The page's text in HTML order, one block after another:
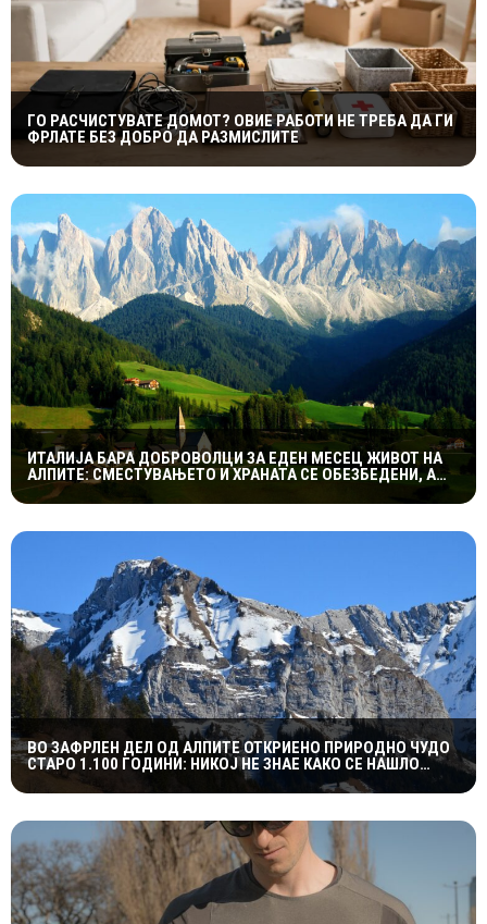
ГО РАСЧИСТУВАТЕ ДОМОТ? ОВИЕ РАБОТИ НЕ ТРЕБА ДА ГИ
ФРЛАТЕ БЕЗ ДОБРО ДА РАЗМИСЛИТЕ
ИТАЛИЈА БАРА ДОБРОВОЛЦИ ЗА ЕДЕН МЕСЕЦ ЖИВОТ НА
АЛПИТЕ: СМЕСТУВАЊЕТО И ХРАНАТА СЕ ОБЕЗБЕДЕНИ, А
СЛЕДУВА И НАДОМЕСТ ОД 400 ЕВРА
ВО ЗАФРЛЕН ДЕЛ ОД АЛПИТЕ ОТКРИЕНО ПРИРОДНО ЧУДО
СТАРО 1.100 ГОДИНИ: НИКОЈ НЕ ЗНАЕ КАКО СЕ НАШЛО
ТАМУ